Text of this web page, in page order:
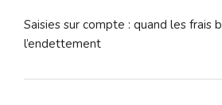
Saisies sur compte : quand les frais
l’endettement